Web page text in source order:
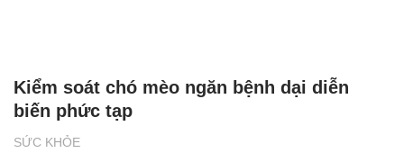
SỨC KHỎE
Kiểm soát chó mèo ngăn bệnh dại diễn
biến phức tạp